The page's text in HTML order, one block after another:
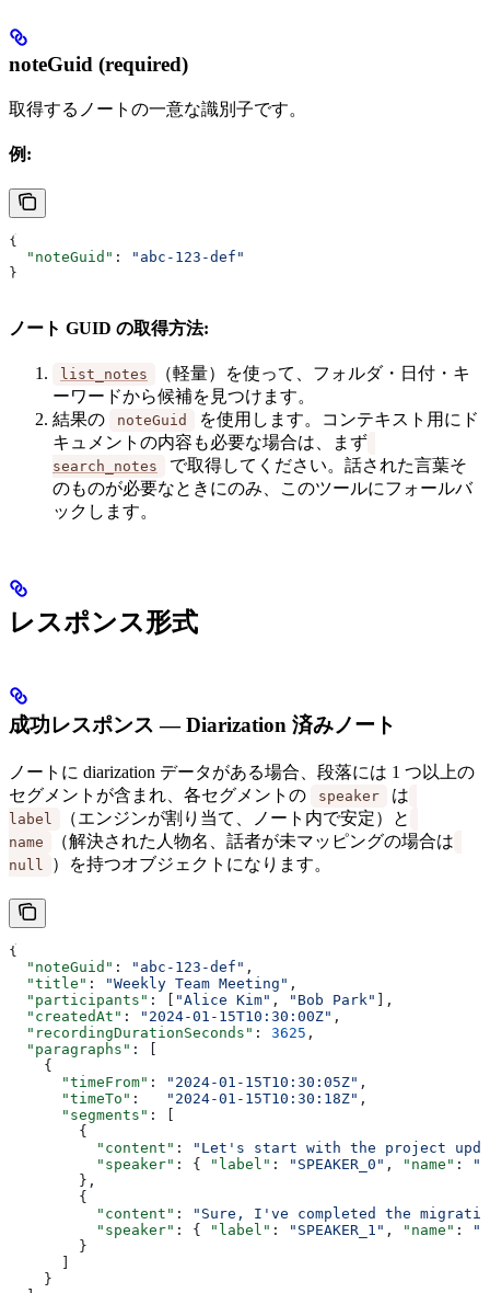
noteGuid (required)
取得するノートの一意な識別子です。
例:
{
  "noteGuid"
:
"abc-123-def"
}
ノート GUID の取得方法:
list_notes
（軽量）を使って、フォルダ・日付・キ
ーワードから候補を見つけます。
結果の
noteGuid
を使用します。コンテキスト用にド
キュメントの内容も必要な場合は、まず
search_notes
で取得してください。話された言葉そ
のものが必要なときにのみ、このツールにフォールバ
ックします。
レスポンス形式
成功レスポンス — Diarization 済みノート
ノートに diarization データがある場合、段落には 1 つ以上の
セグメントが含まれ、各セグメントの
speaker は
label （エンジンが割り当て、ノート内で安定）と
name （解決された人物名、話者が未マッピングの場合は
null ）を持つオブジェクトになります。
{
  "noteGuid"
: "abc-123-def" ,
  "title"
: "Weekly Team Meeting" ,
  "participants"
: [ "Alice Kim" , "Bob Park"
],
  "createdAt"
: "2024-01-15T10:30:00Z" ,
  "recordingDurationSeconds"
: 3625 ,
  "paragraphs"
: [
    {
      "timeFrom"
: "2024-01-15T10:30:05Z" ,
      "timeTo"
: "2024-01-15T10:30:18Z" ,
      "segments"
: [
        {
          "content"
:
"Let's start with the project
          "speaker"
: { "label" : "SPEAKER_0" , "name" :
        },
        {
          "content"
:
"Sure, I've completed the
          "speaker"
: { "label" : "SPEAKER_1" , "name" :
        }
    }